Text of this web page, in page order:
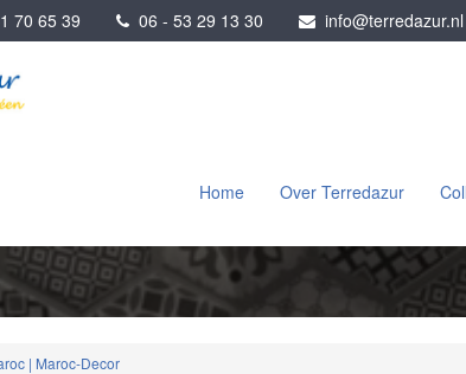
70 65 39 06 - 53 29 13 30 info@terredazur.nl
Home Over Terredazur
| Maroc-Decor